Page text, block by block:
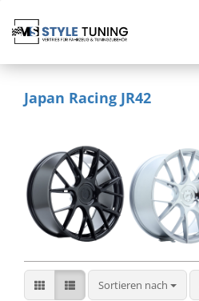
Japan Racing JR42
Sortieren nach
Sortieren nach